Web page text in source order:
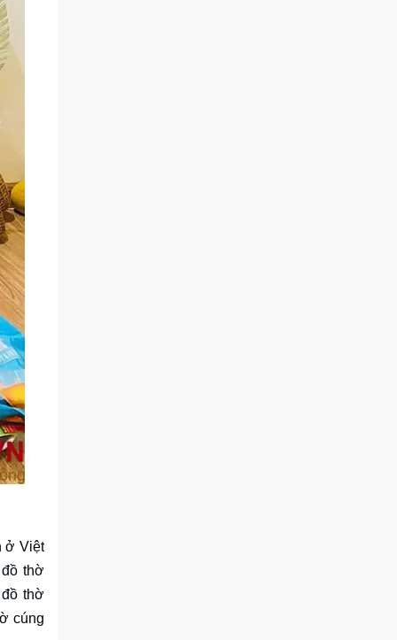
ở Việt
thờ
thờ
cúng